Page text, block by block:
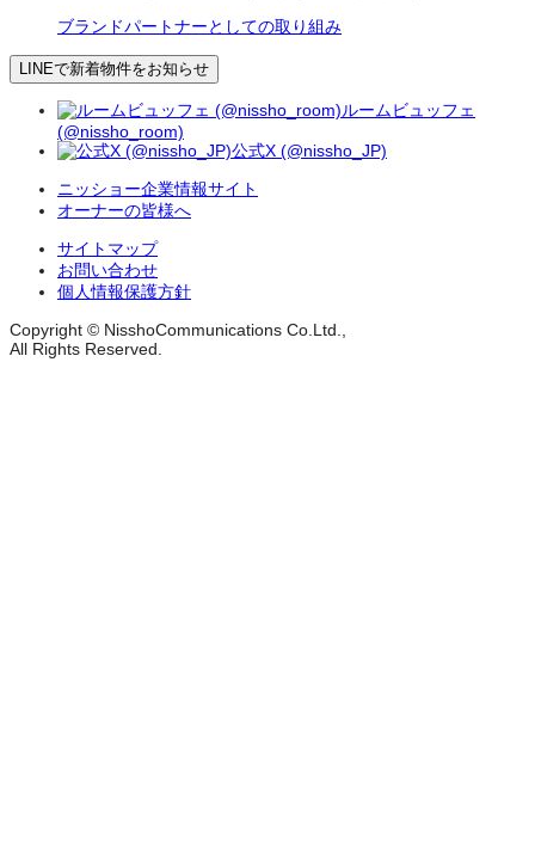
ブランドパートナーとしての取り組み
LINEで新着物件をお知らせ
ルームビュッフェ
(@nissho_room)
公式X (@nissho_JP)
ニッショー企業情報サイト
オーナーの皆様へ
サイトマップ
お問い合わせ
個人情報保護方針
Copyright © NisshoCommunications Co.Ltd.,
All Rights Reserved.